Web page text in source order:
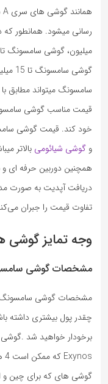
سامسونگ میتواند مطابق
قیمت مناسب گوشی
خود کند. قیمت گوشی
و گوشی شیائومی بالاتر
همچنین دوربین حرفه ای
تفاوت قیمت را جبران
وجه تمایز
مشخصات گوشی
مشخصات گوشی سامسونگ
چقدر پول بیشتری داشته
برخودار خواهید شد .گوشی
گوشی های که برای چین و